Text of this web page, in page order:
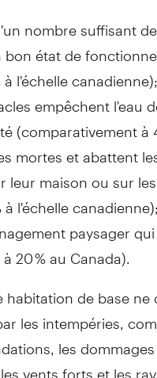
nombre suffisant
état de
l'échelle canadienne);
empêchent l'eau
(comparativement à
mortes et abattent
maison ou sur
l'échelle canadienne);
paysager
20 % auCanada).
de base
les intempéries,
les
vents forts et les